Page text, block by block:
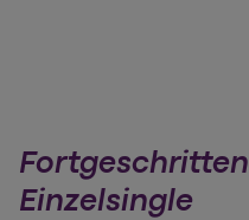
Einzelsingle